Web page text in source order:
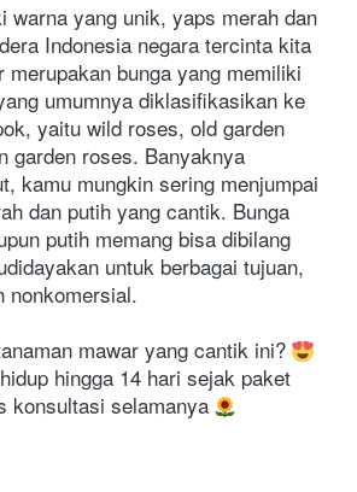
warna yang unik, yaps merah dan
Indonesia negara tercinta kita
bunga yang memiliki
umumnya diklasifikasikan ke
yaitu wild roses, old garden
garden roses. Banyaknya
kamu mungkin sering menjumpai
dan putih yang cantik. Bunga
putih memang bisa dibilang
untuk berbagai tujuan,
nonkomersial.
mawar yang cantik ini?
hingga 14 hari sejak paket
konsultasi selamanya